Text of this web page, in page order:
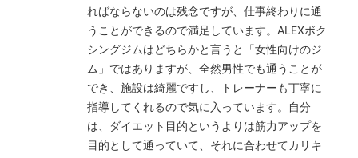
ればならないのは残念ですが、仕事終わりに通
うことができるので満足しています。ALEXボク
シングジムはどちらかと言うと「女性向けのジ
ム」ではありますが、全然男性でも通うことが
でき、施設は綺麗ですし、トレーナーも丁寧に
指導してくれるので気に入っています。自分
は、ダイエット目的というよりは筋力アップを
目的として通っていて、それに合わせてカリキ